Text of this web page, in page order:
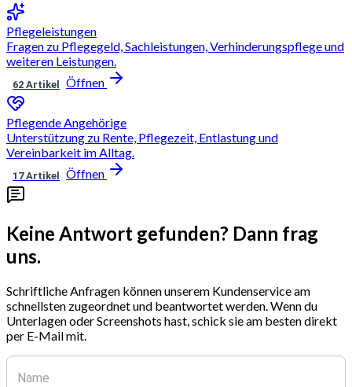
Pflegeleistungen
Fragen zu Pflegegeld, Sachleistungen, Verhinderungspflege und
weiteren Leistungen.
62 Artikel Öffnen
Pflegende Angehörige
Unterstützung zu Rente, Pflegezeit, Entlastung und
Vereinbarkeit im Alltag.
17 Artikel Öffnen
Keine Antwort gefunden? Dann frag
uns.
Schriftliche Anfragen können unserem Kundenservice am
schnellsten zugeordnet und beantwortet werden. Wenn du
Unterlagen oder Screenshots hast, schick sie am besten direkt
per E-Mail mit.